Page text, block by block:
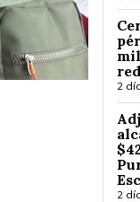
2
2